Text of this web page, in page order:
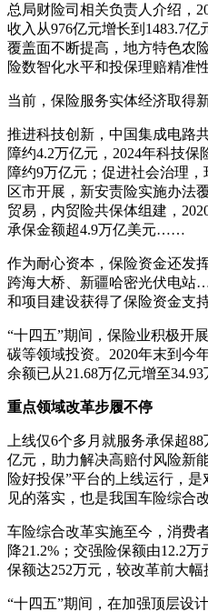
总局财险司相关负责人介绍，
收入从976亿元增长到1483.7
覆盖面不断提高，地方特色农
险数智化水平和投保理赔精准
当前，保险服务实体经济取得新
推进科技创新，中国集成电路
障约4.2万亿元，2024年科技
障约9万亿元；促进社会治理
区市开展，新安责险实施办法
贸易，内贸险共保体组建，
承保金额超4.9万亿美元……
作为耐心资本，保险资金还发
跨海大桥、新疆哈密光伏电
和项目建设获得了保险资金支持
“十四五”期间，保险业积极开
碳等领域投资。2020年末到今
余额已从21.68万亿元增至34.93
重点领域改革步履不停
上线仅6个多月就服务承保超
亿元，助力解决高赔付风险
险好投保”平台的上线运行，
见的落实，也是我国车险综合
车险综合改革实施至今，消费
降21.2%；交强险保额由12.2
保额达252万元，较改革前大幅
“十四五”期间，在加强顶层设